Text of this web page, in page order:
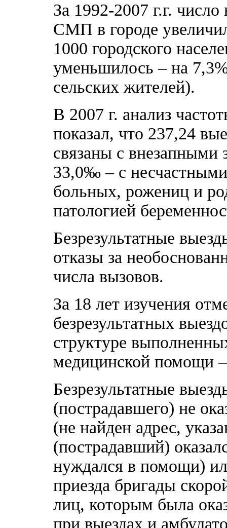
За 1992-2007 г.г.
СМП в городе
1000 городского
уменьшилось – на
сельских жителей).
В 2007 г. анализ
показал, что 237,24
связаны с внезапными
33,0‰ – с
больных, рожениц и
патологией
Безрезультатные
отказы за
числа вызовов.
За 18 лет изучения
безрезультатных
структуре
медицинской помощи
Безрезультатные
(пострадавшего) не
(не найден адрес,
(пострадавший)
нуждался в помощи)
приезда бригады
лиц, которым была
при выездах и